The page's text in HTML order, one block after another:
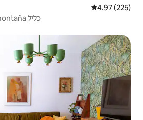
Calificación
4.97 (225)
Yurta con vista a la montaña כליל